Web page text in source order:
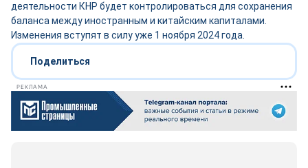
деятельности КНР будет контролироваться для сохранения
баланса между иностранным и китайским капиталами.
Изменения вступят в силу уже 1 ноября 2024 года.
Поделиться
РЕКЛАМА